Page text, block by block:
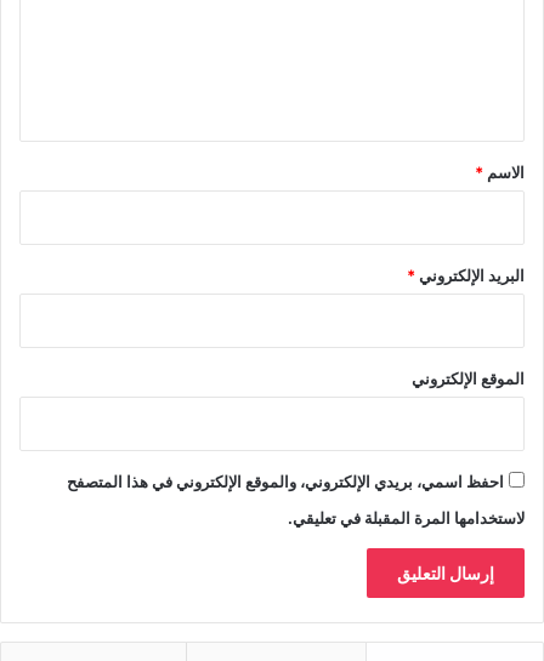
*
الاسم *
البريد الإلكتروني*
الموقع الإلكتروني
احفظ اسمي، بريدي الإلكتروني، والموقع الإلكتروني في هذا المتصفح
لاستخدامها المرة المقبلة في تعليقي.